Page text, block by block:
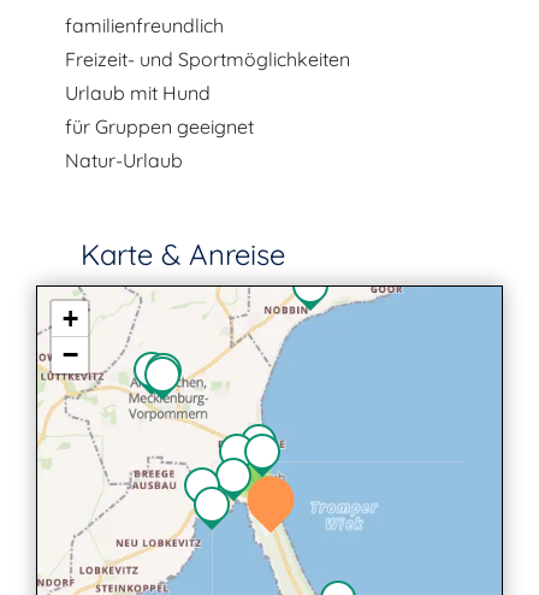
familienfreundlich
Freizeit- und Sportmöglichkeiten
Urlaub mit Hund
für Gruppen geeignet
Natur-Urlaub
Karte & Anreise
4
+
−